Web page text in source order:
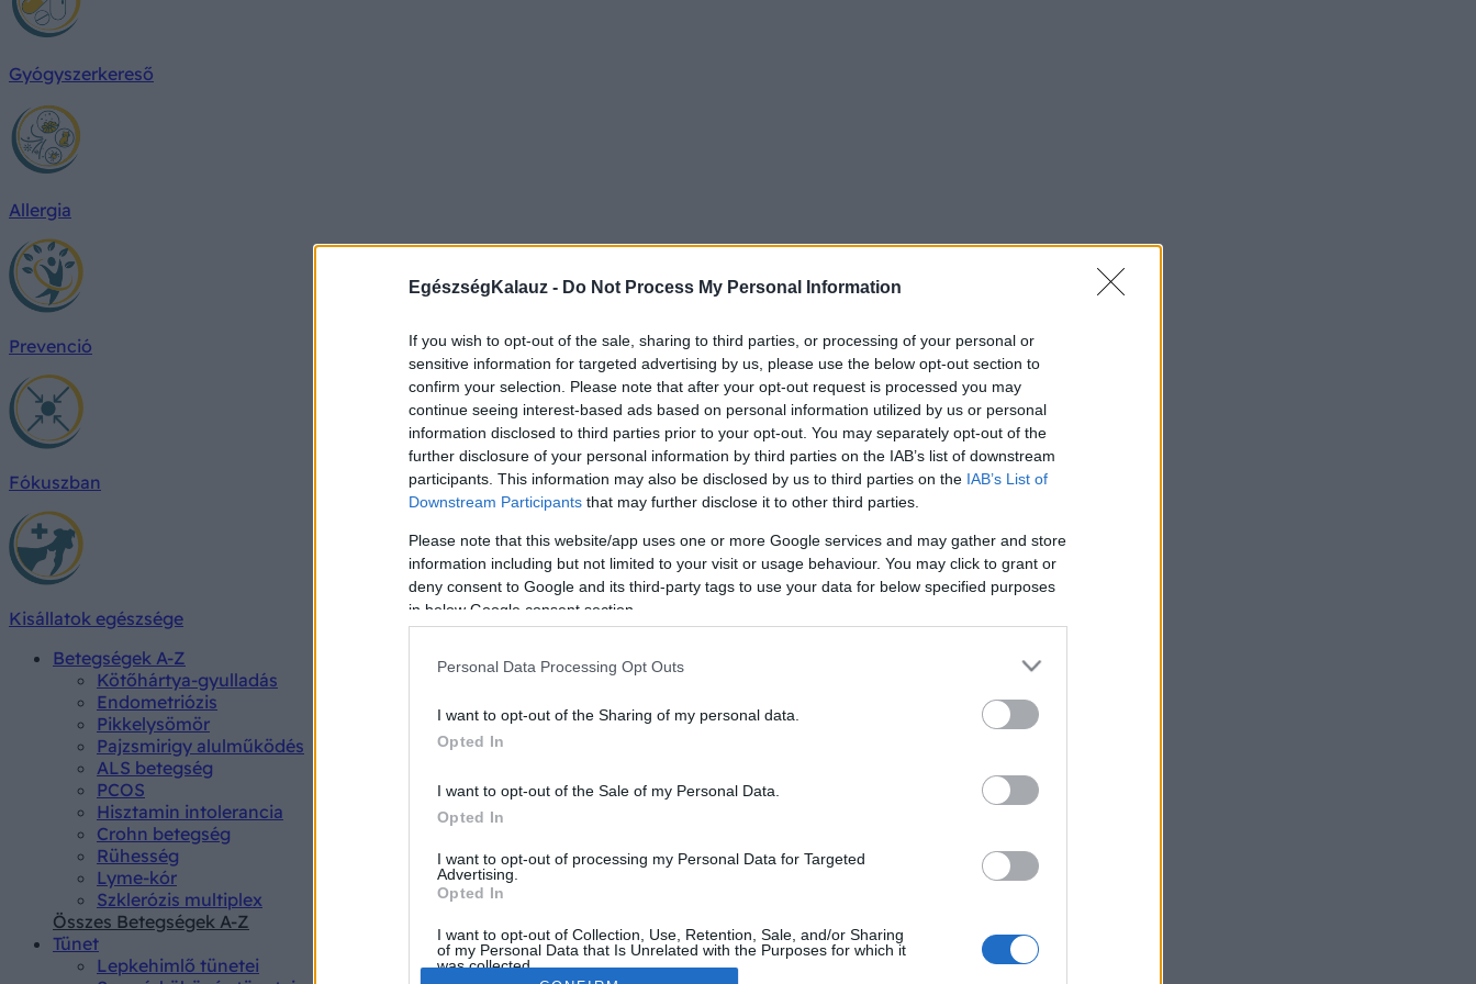
EgészségKalauz - Do Not Process My Personal Information
If you wish to opt-out of the sale, sharing to third parties, or processing of your personal or
sensitive information for targeted advertising by us, please use the below opt-out section to
confirm your selection. Please note that after your opt-out request is processed you may
continue seeing interest-based ads based on personal information utilized by us or personal
information disclosed to third parties prior to your opt-out. You may separately opt-out of the
further disclosure of your personal information by third parties on the IAB’s list of downstream
participants. This information may also be disclosed by us to third parties on the IAB’s List of
Downstream Participants that may further disclose it to other third parties.
Please note that this website/app uses one or more Google services and may gather and store
information including but not limited to your visit or usage behaviour. You may click to grant or
deny consent to Google and its third-party tags to use your data for below specified purposes
in below Google consent section.
Personal Data Processing Opt Outs
I want to opt-out of the Sharing of my personal data.
Opted In
I want to opt-out of the Sale of my Personal Data.
Opted In
I want to opt-out of processing my Personal Data for Targeted
Advertising.
Opted In
I want to opt-out of Collection, Use, Retention, Sale, and/or Sharing
of my Personal Data that Is Unrelated with the Purposes for which it
was collected.
Gyógyszerkereső
Allergia
Prevenció
Fókuszban
Kisállatok egészsége
Betegségek A-Z
Kötőhártya-gyulladás
Endometriózis
Pikkelysömör
Pajzsmirigy alulműködés
ALS betegség
PCOS
Hisztamin intolerancia
Crohn betegség
Rühesség
Lyme-kór
Szklerózis multiplex
Összes Betegségek A-Z
Tünet
Lepkehimlő tünetei